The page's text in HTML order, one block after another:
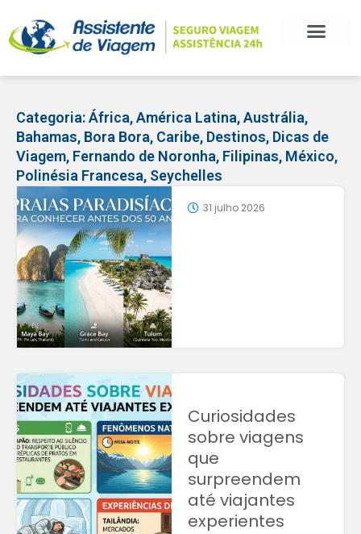
Categoria:África,América Latina,Austrália,
Bahamas, Bora Bora, Caribe, Destinos, Dicas de
Viagem, Fernando de Noronha, Filipinas, México,
Polinésia Francesa, Seychelles
31 julho 2026
Curiosidades
sobre viagens
que
surpreendem
até viajantes
experientes